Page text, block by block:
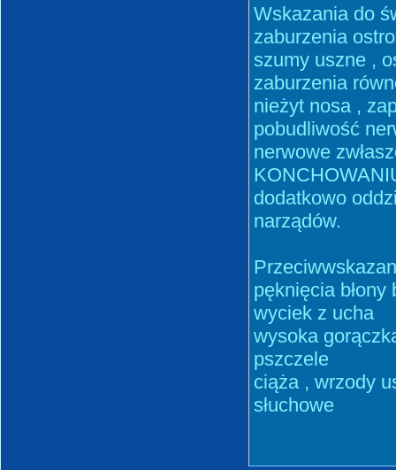
Wskazania do
zaburzenia
szumy uszne ,
zaburzenia
nieżyt nosa ,
pobudliwość
nerwowe
dodatkowo
narządów.
pęknięcia
wyciek z ucha
wysoka
pszczele
ciąża , wrzody
słuchowe